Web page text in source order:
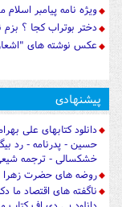
ویژه نامه پیامبر
دختر بوتراب کجا ؟
عکس نوشته های
پیشنهادی
دانلود کتابهای علی
حسین - پدرنامه - رد
خشکسالی - ترجمه شیعی
روضه های حضرت زهرا
ناگفته های اقتصاد ما